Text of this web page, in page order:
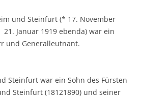
und Steinfurt (* 17. November
21. Januar 1919 ebenda) war ein
und Generalleutnant.
Steinfurt war ein Sohn des Fürsten
Steinfurt (18121890) und seiner